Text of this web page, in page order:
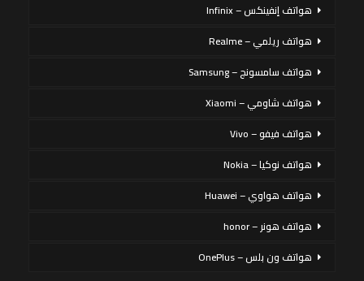
هواتف إنفينكس – Infinix
هواتف ريلمي – Realme
هواتف سامسونج – Samsung
هواتف شاومي – Xiaomi
هواتف فيفو – Vivo
هواتف نوكيا – Nokia
هواتف هواوي – Huawei
هواتف هونر – honor
هواتف ون بلس – OnePlus